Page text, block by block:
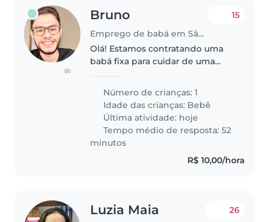
(5)
Bruno
Emprego de babá em São Paulo
15
Olá! Estamos contratando uma
babá fixa para cuidar de uma
escritório de advocacia, que
conta com um espaço próprio,
seguro e adequado para os
cuidados da criança...
Número de crianças: 1
Idade das crianças: Bebê
Última atividade: hoje
Tempo médio de resposta: 52
minutos
R$ 10,00/hora
Luzia Maia 26